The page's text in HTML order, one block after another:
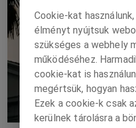
Cookie-kat
élményt nyújtsuk
szükséges a webhely
működéséhez.
cookie-kat is
megértsük, hogyan
Ezek a cookie-k csak
kerülnek tárolásra a